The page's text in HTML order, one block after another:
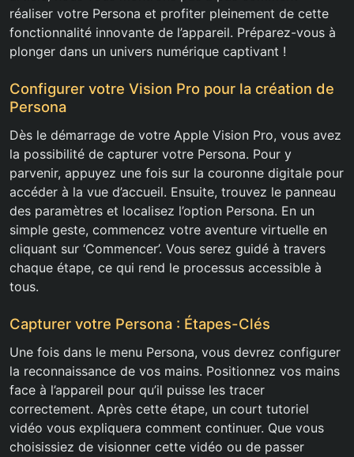
réaliser votre Persona et profiter pleinement de cette
fonctionnalité innovante de l’appareil. Préparez-vous à
plonger dans un univers numérique captivant !
Configurer votre Vision Pro pour la création de
Persona
Dès le démarrage de votre Apple Vision Pro, vous avez
la possibilité de capturer votre Persona. Pour y
parvenir, appuyez une fois sur la couronne digitale pour
accéder à la vue d’accueil. Ensuite, trouvez le panneau
des paramètres et localisez l’option Persona. En un
simple geste, commencez votre aventure virtuelle en
cliquant sur ‘Commencer’. Vous serez guidé à travers
chaque étape, ce qui rend le processus accessible à
tous.
Capturer votre Persona : Étapes-Clés
Une fois dans le menu Persona, vous devrez configurer
la reconnaissance de vos mains. Positionnez vos mains
face à l’appareil pour qu’il puisse les tracer
correctement. Après cette étape, un court tutoriel
vidéo vous expliquera comment continuer. Que vous
choisissiez de visionner cette vidéo ou de passer